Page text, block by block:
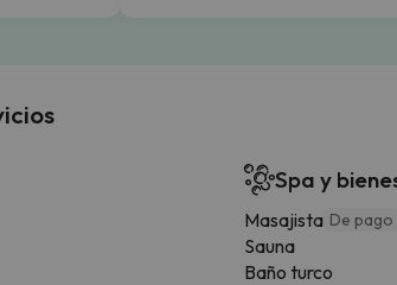
Spa y
Masajista De pago
Sauna
Baño turco